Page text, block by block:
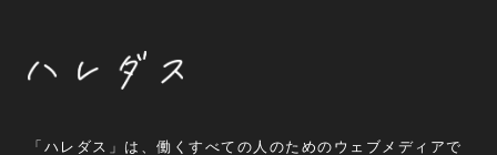
「ハレダス」は、働くすべての人のためのウェブメディアで